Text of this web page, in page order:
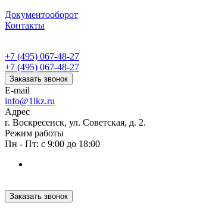
Документооборот
Контакты
+7 (495) 067-48-27
+7 (495) 067-48-27
Заказать звонок
E-mail
info@1lkz.ru
Адрес
г. Воскресенск, ул. Советская, д. 2.
Режим работы
Пн - Пт: с 9:00 до 18:00
Заказать звонок